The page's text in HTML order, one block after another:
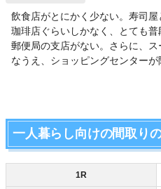
飲食店がとにかく少ない。寿司
珈琲店ぐらいしかなく、とても
郵便局の支店がない。さらに、
なうえ、ショッピングセンターが
一人暮らし向けの間取り
1R